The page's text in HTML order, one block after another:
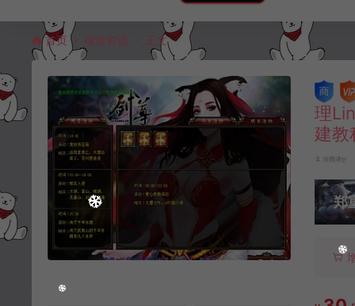
首页 端游资源 正文
理
建教
冷雨泽ღ
郑